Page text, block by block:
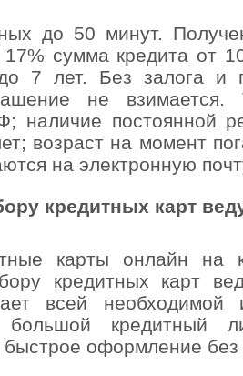
до 50 минут.
17% сумма кредита от
7 лет. Без залога и
не взимается.
наличие постоянной
возраст на момент
на электронную
кредитных карт
карты онлайн на
кредитных карт
всей необходимой
кредитный
быстрое оформление без